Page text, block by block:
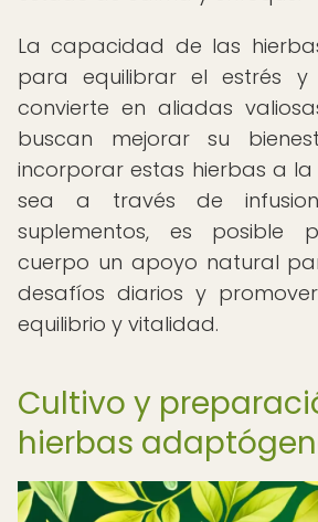
La capacidad de las
para equilibrar el estrés
convierte en aliadas
buscan mejorar su
incorporar estas hierbas a
sea a través de
suplementos, es posible
cuerpo un apoyo natural
desafíos diarios y
equilibrio y vitalidad.
Cultivo y
hierbas